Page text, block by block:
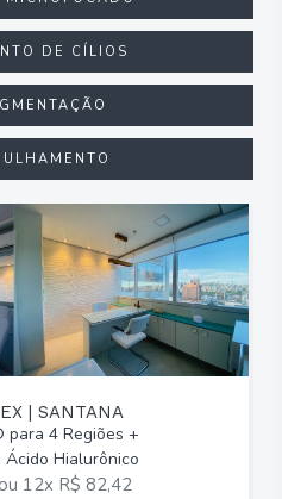
DE CÍLIOS
| SANTANA
4 Regiões +
Ácido Hialurônico
ou 12x R$ 82,42